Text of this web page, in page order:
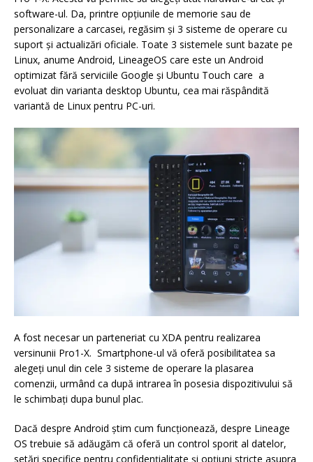
software-ul. Da, printre opțiunile de memorie sau de
personalizare a carcasei, regăsim și 3 sisteme de operare cu
suport și actualizări oficiale. Toate 3 sistemele sunt bazate pe
Linux, anume Android, LineageOS care este un Android
optimizat fără serviciile Google și Ubuntu Touch care a
evoluat din varianta desktop Ubuntu, cea mai răspândită
variantă de Linux pentru PC-uri.
A fost necesar un parteneriat cu XDA pentru realizarea
versinunii Pro1-X. Smartphone-ul vă oferă posibilitatea sa
alegeți unul din cele 3 sisteme de operare la plasarea
comenzii, urmând ca după intrarea în posesia dispozitivului să
le schimbați dupa bunul plac.
Dacă despre Android știm cum funcționează, despre Lineage
OS trebuie să adăugăm că oferă un control sporit al datelor,
setări specifice pentru confidențialitate și opțiuni stricte asupra